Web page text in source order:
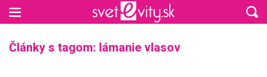
Články s tagom: lámanie vlasov